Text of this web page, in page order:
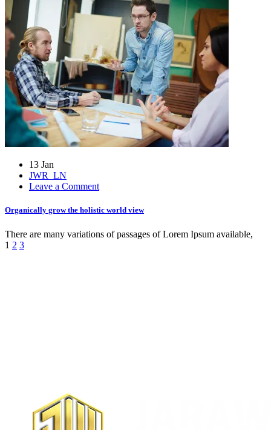
13 Jan
JWR_LN
Leave a Commenton
grow
holistic
world
Organically grow the holistic world view
There are many variations of passages of Lorem Ipsum available,
1 2 3